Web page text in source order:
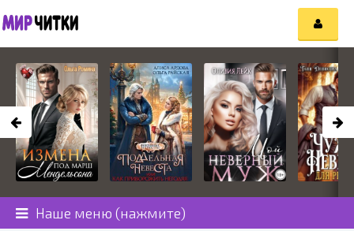
Наше меню (нажмите)